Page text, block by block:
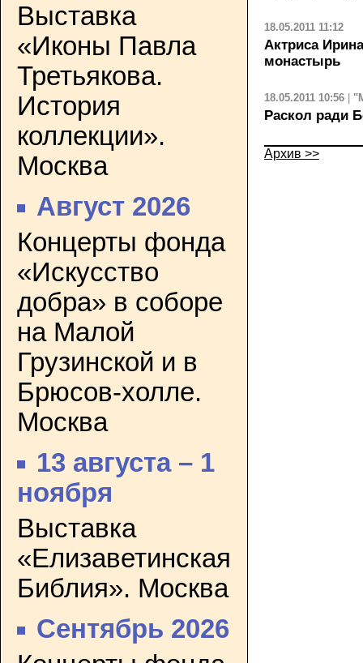
Выставка
«Иконы Павла
Третьякова.
История
коллекции».
Москва
Август 2026
Концерты фонда
«Искусство
добра» в соборе
на Малой
Грузинской и в
Брюсов-холле.
Москва
13 августа – 1
ноября
Выставка
«Елизаветинская
Библия». Москва
Сентябрь 2026
18.05.2011 11:12
Актриса
монастырь
18.05.2011 10:56
Раскол ради
Архив >>